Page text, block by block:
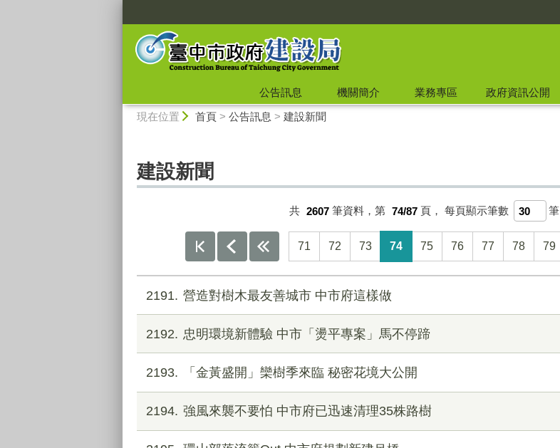
公告訊息 機關簡介 業務專區 政府資訊公開
現在位置 首頁> 公告訊息 > 建設新聞
建設新聞
共 2607 筆資料，第 74/87 頁， 每頁顯示筆數 筆
71 72 73 74 75 76 77 78 79
2191 營造對樹木最友善城市 中市府這樣做
2192 忠明環境新體驗 中市「燙平專案」馬不停蹄
2193 「金黃盛開」欒樹季來臨 秘密花境大公開
2194 強風來襲不要怕 中市府已迅速清理35株路樹